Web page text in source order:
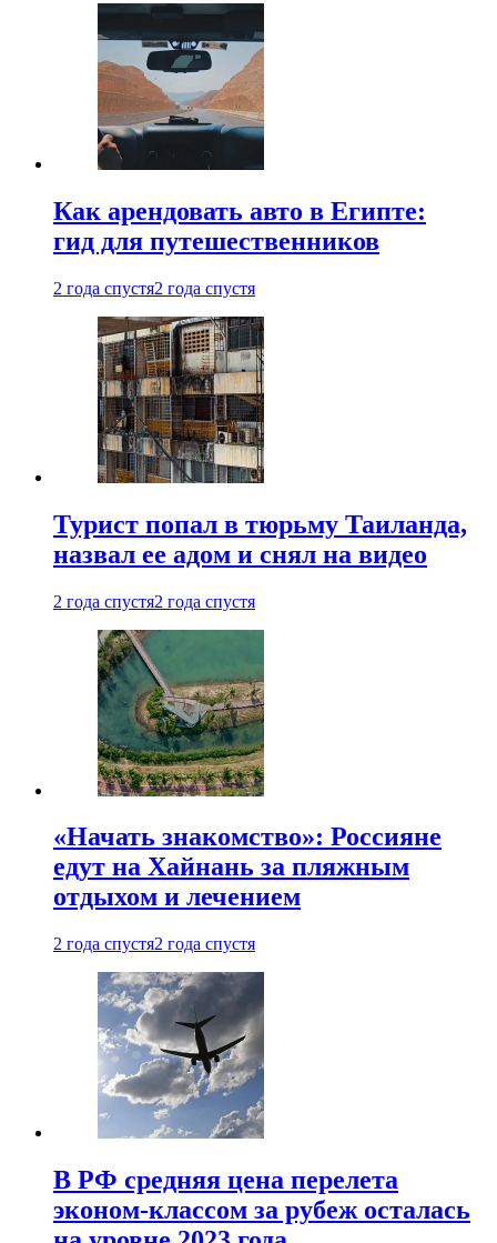
Как арендовать авто в Египте:
гид для путешественников
2 года спустя2 года спустя
Турист попал в тюрьму Таиланда,
назвал ее адом и снял на видео
2 года спустя2 года спустя
«Начать знакомство»: Россияне
едут на Хайнань за пляжным
отдыхом и лечением
2 года спустя2 года спустя
В РФ средняя цена перелета
эконом-классом за рубеж осталась